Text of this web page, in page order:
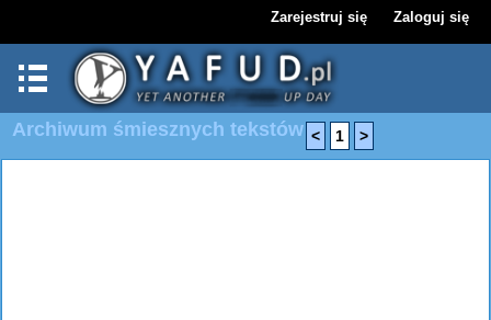
Zarejestruj się Zaloguj się
Archiwum śmiesznych tekstów < 1 >